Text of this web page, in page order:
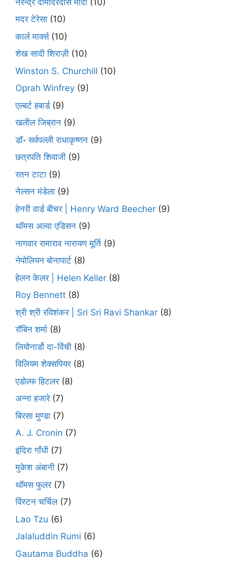
मदर टेरेसा (10)
कार्ल मार्क्स(10)
शेख सादी शिराज़ी (10)
Winston S. Churchill (10)
Oprah Winfrey (9)
एल्बर्ट हबार्ड(9)
खलील जिब्रान (9)
डॉ॰ सर्वपल्ली राधाकृष्णन (9)
छत्रपति शिवाजी (9)
रतन टाटा (9)
नेल्सन मंडेला (9)
हेनरी वार्ड बीचर | Henry Ward Beecher (9)
थॉमस अल्वा एडिसन (9)
नागवार रामाराव नारायण मूर्ति (9)
नेपोलियन बोनापार्ट (8)
हेलन केलर | Helen Keller (8)
Roy Bennett (8)
श्री श्री रविशंकर | Sri Sri Ravi Shankar (8)
रॉबिन शर्मा (8)
लियोनार्डो दा-विंची (8)
विलियम शेक्सपियर(8)
एडोल्फ हिटलर(8)
अन्ना हजारे(7)
बिरसा मुण्डा (7)
A. J. Cronin (7)
इंदिरा गाँधी (7)
मुकेश अंबानी (7)
थॉमस फुलर(7)
विंस्टन चर्चिल(7)
Lao Tzu (6)
Jalaluddin Rumi (6)
Gautama Buddha (6)